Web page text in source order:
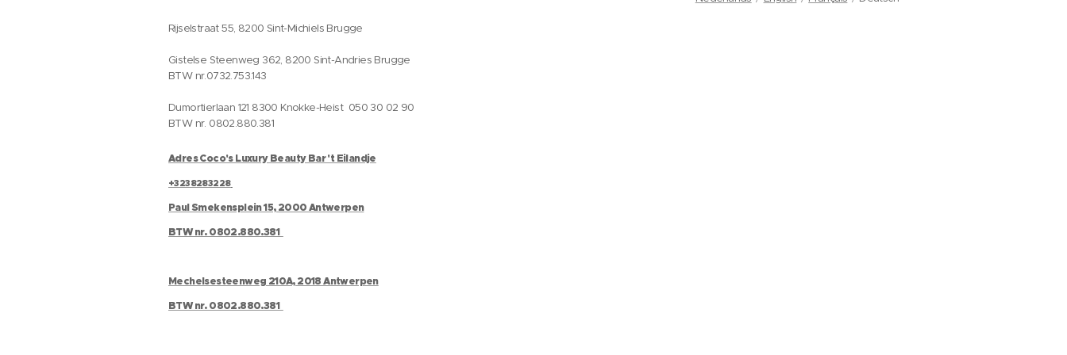
Rijselstraat 55, 8200 Sint-Michiels Brugge
Gistelse Steenweg 362, 8200 Sint-Andries Brugge
BTW nr.0732.753.143
Dumortierlaan 121 8300 Knokke-Heist 050 30 02 90
BTW nr. 0802.880.381
Adres Coco's Luxury Beauty Bar 't Eilandje
+3238283228
Paul Smekensplein 15, 2000 Antwerpen
BTW nr. 0802.880.381
Mechelsesteenweg 210A, 2018 Antwerpen
BTW nr. 0802.880.381